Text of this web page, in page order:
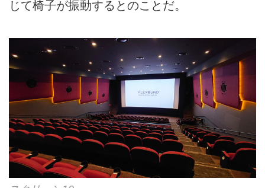
じて椅子が振動するとのことだ。